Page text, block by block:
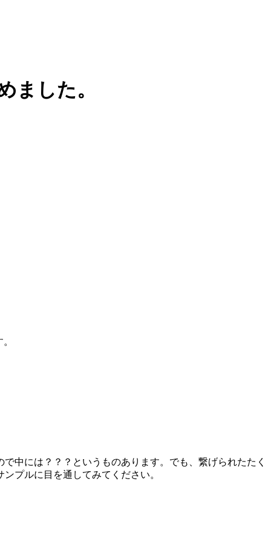
ました。
中には？？？というものあります。でも、繋げられたたく
プルに目を通してみてください。